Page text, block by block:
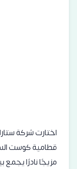
اختارت شركة
قطامية كوست
مزيجًا نادرًا يجمع